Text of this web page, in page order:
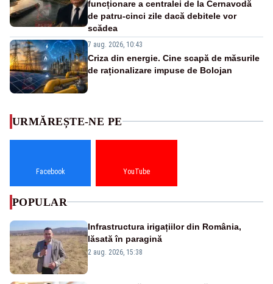
funcționare a centralei de la Cernavodă
de patru-cinci zile dacă debitele vor
scădea
7 aug. 2026, 10:43
Criza din energie. Cine scapă de măsurile
de raționalizare impuse de Bolojan
URMĂREȘTE-NE PE
Facebook YouTube
POPULAR
Infrastructura irigațiilor din România,
lăsată în paragină
2 aug. 2026, 15:38